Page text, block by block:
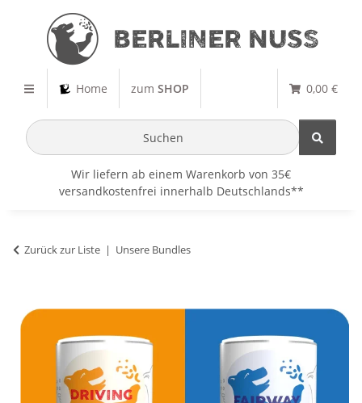
Home zum SHOP 0,00 €
Wir liefern ab einem Warenkorb von 35€
versandkostenfrei innerhalb Deutschlands**
Zurück zur Liste Unsere Bundles